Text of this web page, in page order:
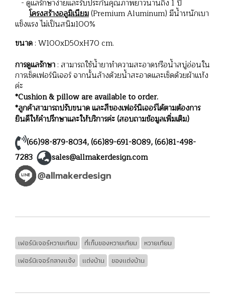
- ดูแลรักษาง่ายและรับประกันคุณภาพยาวนานถึง 1 ปี
โครงสร้างอลูมิเนียม(Premium Aluminum) มีน้ำหนักเบา
แข็งแรง ไม่เป็นสนิม100%
ขนาด : W100xD50xH70 cm.
การดูแลรักษา : สามารถใช้น้ำยาทำความสะอาดหรือน้ำสบู่อ่อนใน
การเช็ดเฟอร์นิเจอร์ จากนั้นล้างด้วยน้ำสะอาดและเช็ดด้วยผ้าแห้ง
ค่ะ
*Cushion & pillow are available to order.
*ลูกค้าสามารถปรับขนาด และสีของเฟอร์นิเจอร์ได้ตามต้องการ
ยินดีให้คำปรึกษาและให้บริการค่ะ (สอบถามข้อมูลเพิ่มเติม)
(66)98-879-8034,(66)89-691-8089,(66)81-498-
7283
sales@allmakerdesign.com
เฟอร์นิเจอร์หวายเทียม ที่เก็บของหวายเทียม
หวายเทียม
เฟอร์นิเจอร์กลางแจ้ง
แต่งบ้าน ของแต่งบ้าน